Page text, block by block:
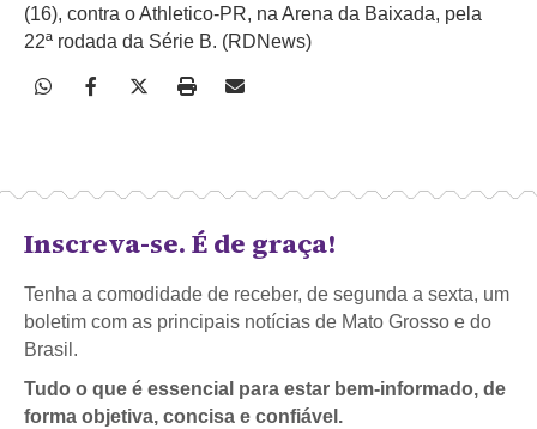
(16), contra o Athletico-PR, na Arena da Baixada, pela
22ª rodada da Série B. (RDNews)
Inscreva-se. É de graça!
Tenha a comodidade de receber, de segunda a sexta, um
boletim com as principais notícias de Mato Grosso e do
Brasil.
Tudo o que é essencial para estar bem-informado, de
forma objetiva, concisa e confiável.